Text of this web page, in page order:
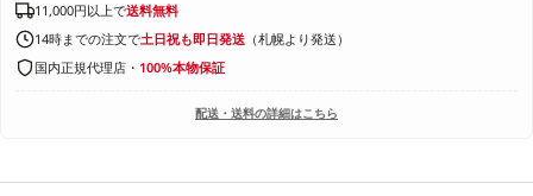
11,000円以上で送料無料
14時までの注文で土日祝も即日発送 （札幌より発送）
国内正規代理店・ 100%本物保証
配送・送料の詳細はこちら